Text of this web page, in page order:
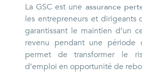
La GSC est une assurance
les entrepreneurs et dirigeants
garantissant le maintien d’un
revenu pendant une période
permet de transformer le
d’emploi en opportunité de